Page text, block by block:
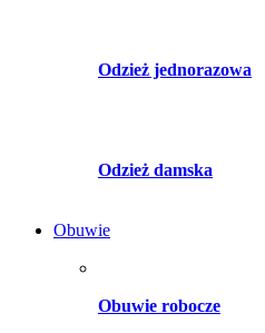
Odzież jednorazowa
Odzież damska
Obuwie
Obuwie robocze